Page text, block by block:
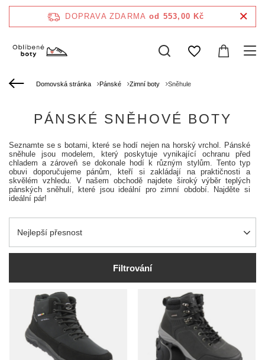
DOPRAVA ZDARMA od 553,00 Kč
Domovská stránka Pánské Zimní boty Sněhule
PÁNSKÉ SNĚHOVÉ BOTY
Seznamte se s botami, které se hodí nejen na horský vrchol. Pánské
sněhule jsou modelem, který poskytuje vynikající ochranu před
chladem a zároveň se dokonale hodí k různým stylům. Tento typ
obuvi doporučujeme pánům, kteří si zakládají na praktičnosti a
skvělém vzhledu. V našem obchodě najdete široký výběr teplých
pánských sněhulí, které jsou ideální pro zimní období. Najděte si
ideální pár!
Zmień sortowanie
Nejlepší přesnost
Filtrování